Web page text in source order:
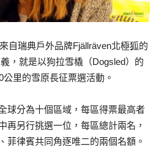
自瑞典戶外品牌Fjällräven北極狐的
，就是以狗拉雪橇（Dogsled）的
里的雪原長征票選活動。
球分為十個區域，每區得票最高者
再另行挑選一位，每區總計兩名，
菲律賓共同角逐唯二的兩個名額。